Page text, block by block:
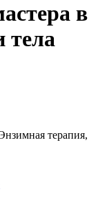
в
тела
терапия,